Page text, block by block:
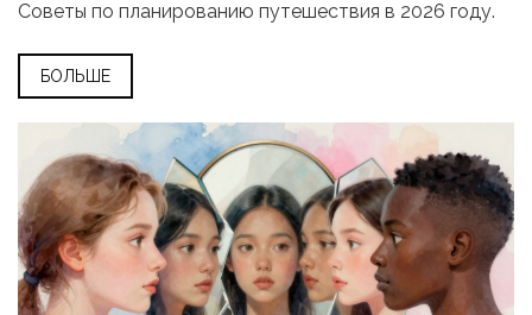
Советы по планированию путешествия в 2026 году.
БОЛЬШЕ